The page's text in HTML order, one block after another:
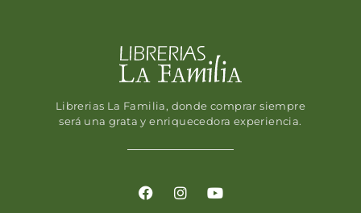
Librerias La Familia, donde comprar siempre
será una grata y enriquecedora experiencia.